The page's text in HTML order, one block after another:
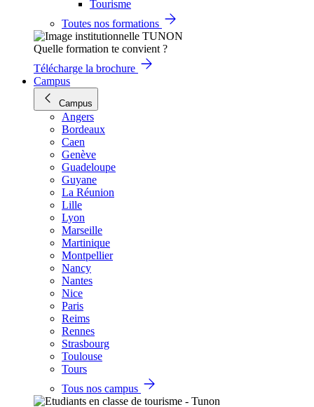
Tourisme
Toutes nos formations
Quelle formation te convient ?
Télécharge la brochure
Campus
Campus
Angers
Bordeaux
Caen
Genève
Guadeloupe
Guyane
La Réunion
Lille
Lyon
Marseille
Martinique
Montpellier
Nancy
Nantes
Nice
Paris
Reims
Rennes
Strasbourg
Toulouse
Tours
Tous nos campus